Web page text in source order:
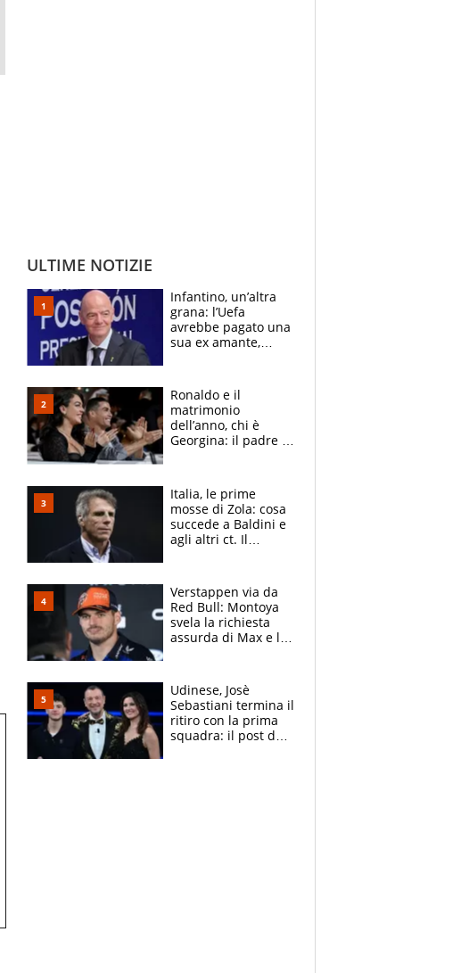
ULTIME NOTIZIE
Infantino, un’altra
grana: l’Uefa
avrebbe pagato una
sua ex amante,
Ronaldo e il
matrimonio
dell’anno, chi è
Georgina: il padre in
social
Italia, le prime
mosse di Zola: cosa
succede a Baldini e
agli altri ct. Il
azzurri
Verstappen via da
Red Bull: Montoya
svela la richiesta
assurda di Max e lo
McLaren siano
meglio?”
Udinese, Josè
Sebastiani termina il
ritiro con la prima
squadra: il post del